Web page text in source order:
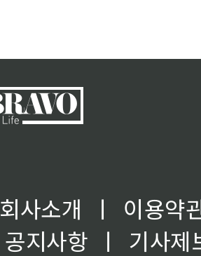
회사소개 ㅣ
이용약
공지사항
ㅣ
기사제